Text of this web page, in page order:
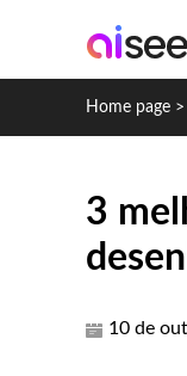
Home page >
3
10 de